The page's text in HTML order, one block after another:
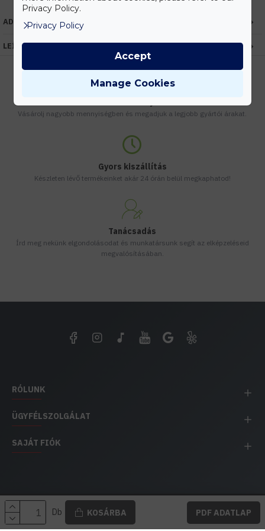
Db KOSÁRBA PDF ADATLAP
ADATOK
LEÍRÁS
Vásárolj nagyobb mennyiségben és megadjuk a legjobb gyártói árakat.
Gyors kiszállítás
Készleten lévő termékeinket akár 24 órán belül megkaphatod!
Tanácsadás
Írd meg nekünk elgondolásodat és munkatársunk segít az elképzeléseid
megvalósításában.
RÓLUNK
ÜGYFÉLSZOLGÁLAT
SAJÁT FIÓK
EH IMPEX / Copyright © 1991-2025 Energia Háza
Privacy Policy.
Privacy Policy
Manage Cookies
Accept